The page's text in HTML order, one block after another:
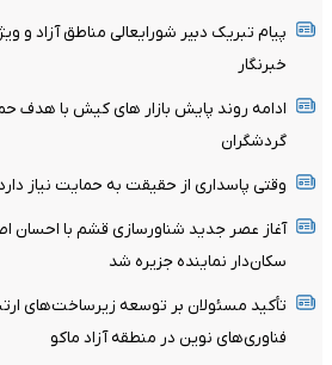
پیام تبریک دبیر شورایعالی مناطق آزاد و
خبرنگار
ادامه روند پایش بازار های کیش با هدف
گردشگران
وقتی پاسداری از حقیقت به حمایت نیاز
آغاز عصر جدید شناورسازی قشم با احسان
سکان‌دار نماینده جزیره شد
تأکید مسئولان بر توسعه زیرساخت‌های
فناوری‌های نوین در منطقه آزاد ماکو